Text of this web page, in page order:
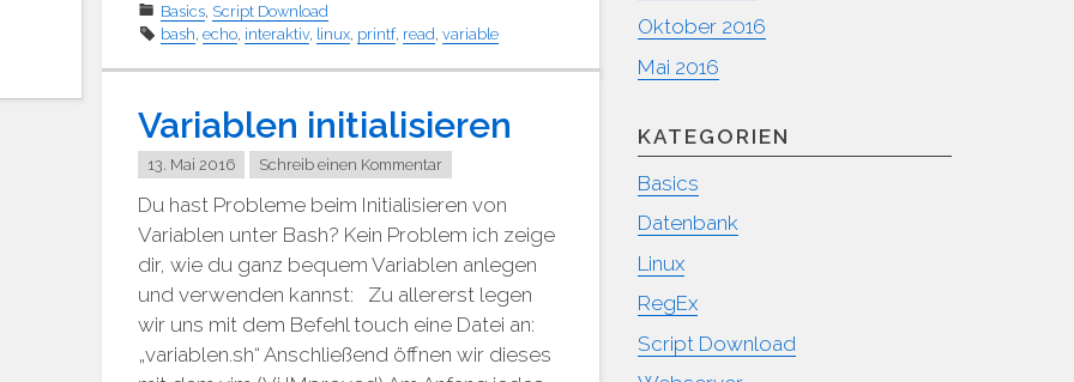
Basics Script Download
bash ,echo interaktiv, linux printf, read ,variable
Variablen initialisieren
13. Mai 2016 Schreib einen Kommentar
Du hast Probleme beim Initialisieren von
Variablen unter Bash? Kein Problem ich zeige
dir, wie du ganz bequem Variablen anlegen
und verwenden kannst: Zu allererst legen
wir uns mit dem Befehl touch eine Datei an:
„variablen.sh“ Anschließend öffnen wir dieses
Oktober 2016
Mai 2016
KATEGORIEN
Basics
Datenbank
Linux
RegEx
Script Download